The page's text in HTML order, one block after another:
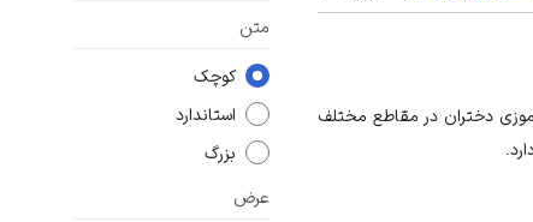
متن
کوچک
استاندارد
بزرگ
عرض
دختران در مقاطع مختلف